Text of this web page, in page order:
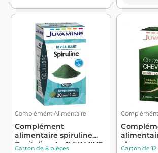
Complémént Alimentaire
Complément
alimentaire spiruline
Revitalisant - JUVAMINE
Carton de 8 pièces
cheveux
Carton de